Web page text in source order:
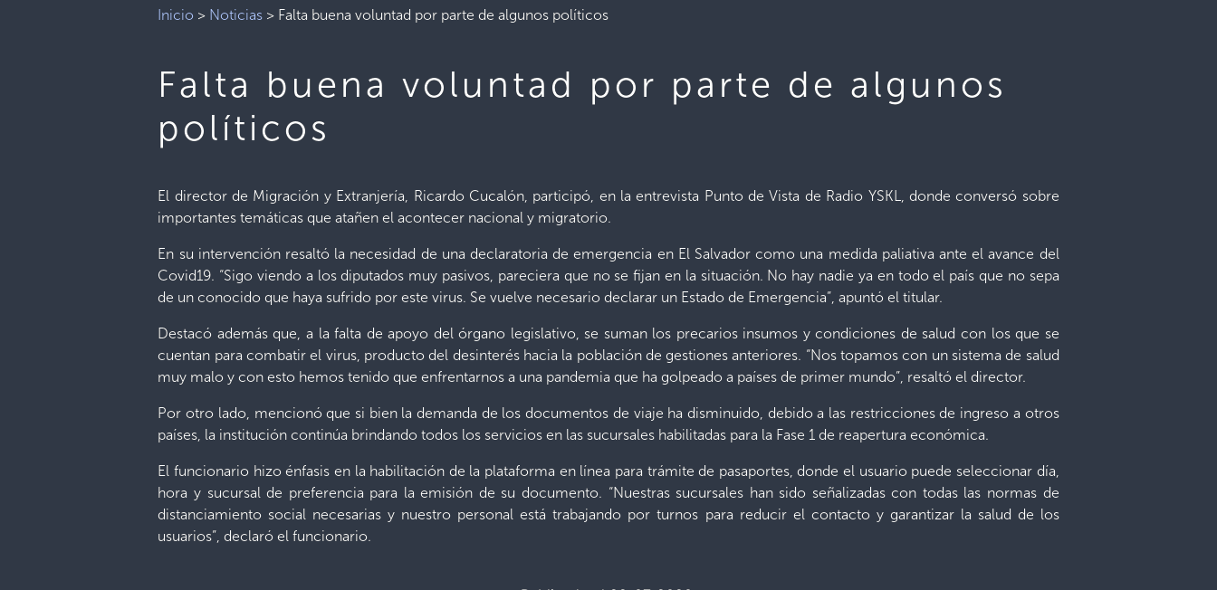
Inicio > Noticias > Falta buena voluntad por parte de algunos políticos
Falta buena voluntad por parte de algunos
políticos
El director de Migración y Extranjería, Ricardo Cucalón, participó, en la entrevista Punto de Vista de Radio YSKL, donde conversó sobre
importantes temáticas que atañen el acontecer nacional y migratorio.
En su intervención resaltó la necesidad de una declaratoria de emergencia en El Salvador como una medida paliativa ante el avance del
Covid19. “Sigo viendo a los diputados muy pasivos, pareciera que no se fijan en la situación. No hay nadie ya en todo el país que no sepa
de un conocido que haya sufrido por este virus. Se vuelve necesario declarar un Estado de Emergencia”, apuntó el titular.
Destacó además que, a la falta de apoyo del órgano legislativo, se suman los precarios insumos y condiciones de salud con los que se
cuentan para combatir el virus, producto del desinterés hacia la población de gestiones anteriores. “Nos topamos con un sistema de salud
muy malo y con esto hemos tenido que enfrentarnos a una pandemia que ha golpeado a países de primer mundo”, resaltó el director.
Por otro lado, mencionó que si bien la demanda de los documentos de viaje ha disminuido, debido a las restricciones de ingreso a otros
países, la institución continúa brindando todos los servicios en las sucursales habilitadas para la Fase 1 de reapertura económica.
El funcionario hizo énfasis en la habilitación de la plataforma en línea para trámite de pasaportes, donde el usuario puede seleccionar día,
hora y sucursal de preferencia para la emisión de su documento. “Nuestras sucursales han sido señalizadas con todas las normas de
distanciamiento social necesarias y nuestro personal está trabajando por turnos para reducir el contacto y garantizar la salud de los
usuarios”, declaró el funcionario.